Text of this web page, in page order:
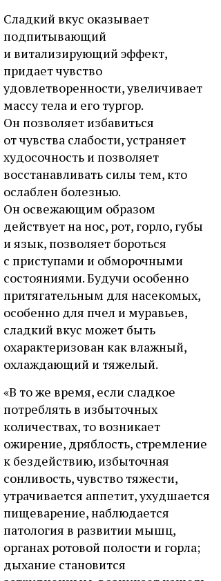
Сладкий вкус оказывает
подпитывающий
и витализирующий эффект,
придает чувство
удовлетворенности, увеличивает
массу тела и его тургор.
Он позволяет избавиться
от чувства слабости, устраняет
худосочность и позволяет
восстанавливать силы тем, кто
ослаблен болезнью.
Он освежающим образом
действует на нос, рот, горло, губы
и язык, позволяет бороться
с приступами и обморочными
состояниями. Будучи особенно
притягательным для насекомых,
особенно для пчел и муравьев,
сладкий вкус может быть
охарактеризован как влажный,
охлаждающий и тяжелый.
«В то же время, если сладкое
потреблять в избыточных
количествах, то возникает
ожирение, дряблость, стремление
к бездействию, избыточная
сонливость, чувство тяжести,
утрачивается аппетит, ухудшается
пищеварение, наблюдается
патология в развитии мышц,
органах ротовой полости и горла;
дыхание становится